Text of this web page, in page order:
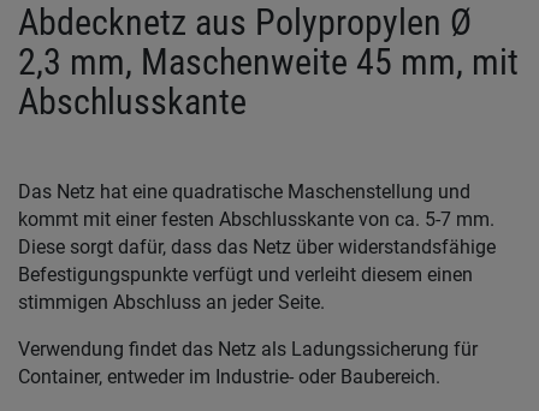
Abdecknetz aus Polypropylen Ø
2,3 mm, Maschenweite 45 mm, mit
Abschlusskante
Das Netz hat eine quadratische Maschenstellung und
kommt mit einer festen Abschlusskante von ca. 5-7 mm.
Diese sorgt dafür, dass das Netz über widerstandsfähige
Befestigungspunkte verfügt und verleiht diesem einen
stimmigen Abschluss an jeder Seite.
Verwendung findet das Netz als Ladungssicherung für
Container, entweder im Industrie- oder Baubereich.